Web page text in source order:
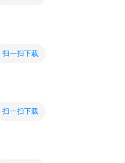
扫一扫下载
扫一扫下载